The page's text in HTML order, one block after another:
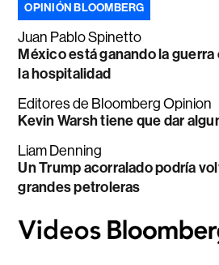
OPINIÓN BLOOMBERG
Juan Pablo Spinetto
México está ganando la
la hospitalidad
Editores de Bloomberg Opinion
Kevin Warsh tiene que dar
Liam Denning
Un Trump acorralado podría
grandes petroleras